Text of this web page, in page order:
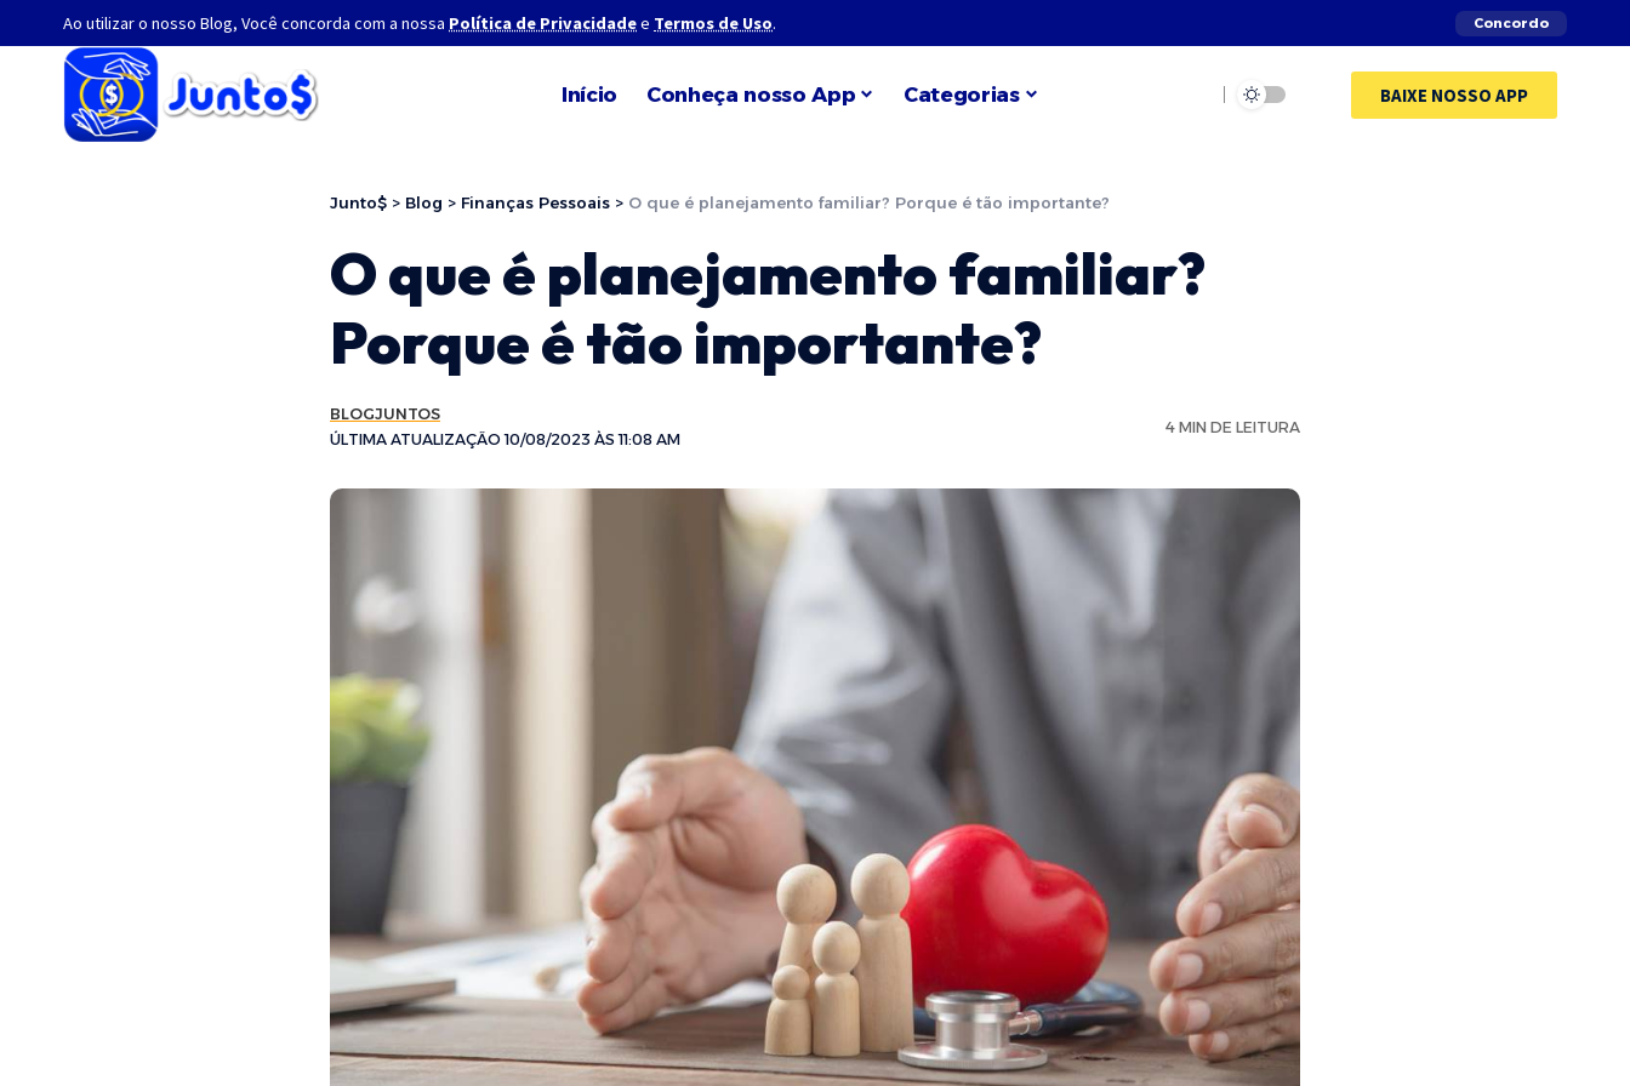
Ao utilizar o nosso Blog, Você concorda com a nossa Política de Privacidadee Termos de Uso. Concordo
Início Conheça nosso App Categorias BAIXE NOSSO APP
Junto$ > Blog > Finanças Pessoais > O que é planejamento familiar? Porque é tão importante?
O que é planejamento familiar?
Porque é tão importante?
ÚLTIMA ATUALIZAÇÃO 10/08/2023 ÀS 11:08 AM
BLOGJUNTOS
4 MIN DE LEITURA